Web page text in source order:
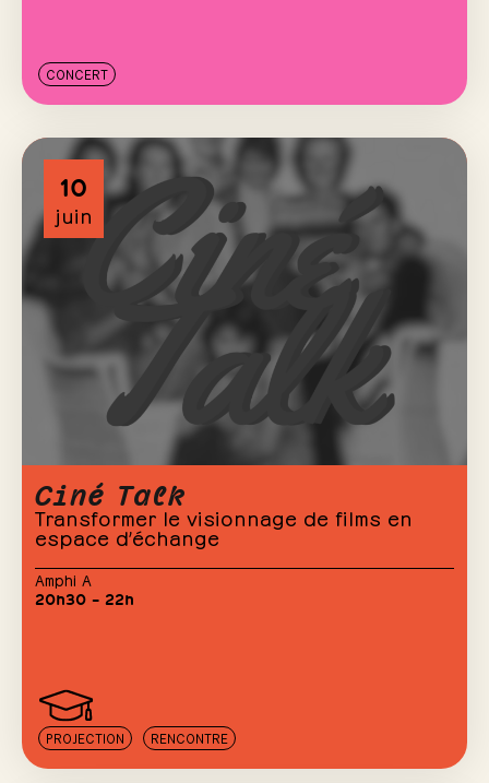
CONCERT
10
juin
Ciné Talk
Transformer le visionnage de films en
espace d’échange
Amphi A
20h30 – 22h
PROJECTION RENCONTRE